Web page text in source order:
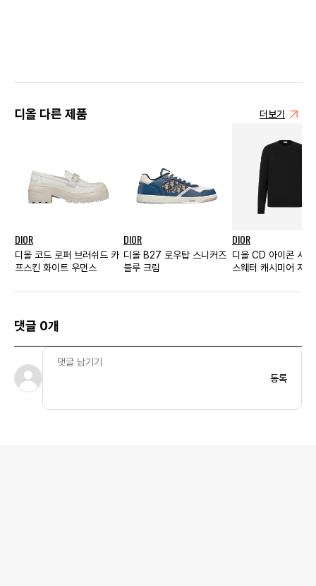
디올 다른 제품 더보기
DIOR
디올 코드 로퍼 브러쉬드 카
프스킨 화이트 우먼스
DIOR
디올 B27 로우탑 스니커즈
블루 크림
DIOR
디올 CD 아이콘 시그
스웨터 캐시미어 저
댓글 0개
등록